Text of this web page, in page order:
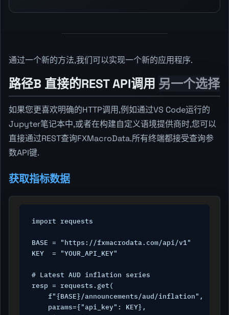
通过一个新的方法,我们可以实现一个新的应用程序.
路径B 直接的REST API调用 另一个选择
如果您更喜欢明确的HTTP调用,例如通过VS Code运行的
Jupyter笔记本中,或者在构建自定义语境提供商时,您可以
直接通过REST查询FXMacroData.所有终端都接受查询参
数API键.
获取指标数据
import requests
BASE = "https://fxmacrodata.com/api/v1"
KEY  = "YOUR_API_KEY"
# Latest AUD inflation series
resp = requests.get(
    f"{BASE}/announcements/aud/inflation",
    params={"api_key": KEY},